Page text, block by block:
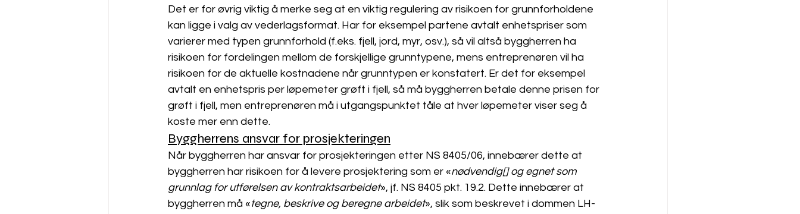
Det er for øvrig viktig å merke seg at en viktig regulering av risikoen for grunnforholdene
kan ligge i valg av vederlagsformat. Har for eksempel partene avtalt enhetspriser som
varierer med typen grunnforhold (f.eks. fjell, jord, myr, osv.), så vil altså byggherren ha
risikoen for fordelingen mellom de forskjellige grunntypene, mens entreprenøren vil ha
risikoen for de aktuelle kostnadene når grunntypen er konstatert. Er det for eksempel
avtalt en enhetspris per løpemeter grøft i fjell, så må byggherren betale denne prisen for
grøft i fjell, men entreprenøren må i utgangspunktet tåle at hver løpemeter viser seg å
koste mer enn dette.
Byggherrens ansvar for prosjekteringen
Når byggherren har ansvar for prosjekteringen etter NS 8405/06, innebærer dette at
byggherren har risikoen for å levere prosjektering som er «nødvendig[] og egnet som
grunnlag for utførelsen av kontraktsarbeidet», jf. NS 8405 pkt. 19.2. Dette innebærer at
byggherren må «tegne, beskrive og beregne arbeidet», slik som beskrevet i dommen LH-